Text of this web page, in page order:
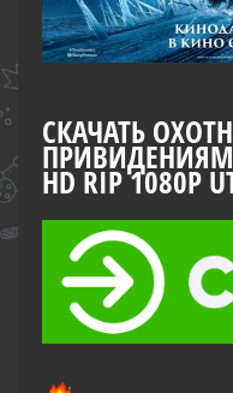
СКАЧАТЬ
HD RIP 1080Р